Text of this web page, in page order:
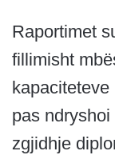
Raportimet
fillimisht
pas
zgjidhje